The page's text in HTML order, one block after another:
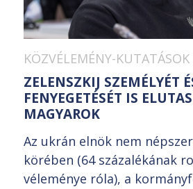
KÖZVÉLEMÉNY-KUTATÁSOK
ZELENSZKIJ SZEMÉLYÉT
FENYEGETÉSÉT IS
MAGYAROK
Az ukrán elnök nem
körében (64 százalékának
véleménye róla), a